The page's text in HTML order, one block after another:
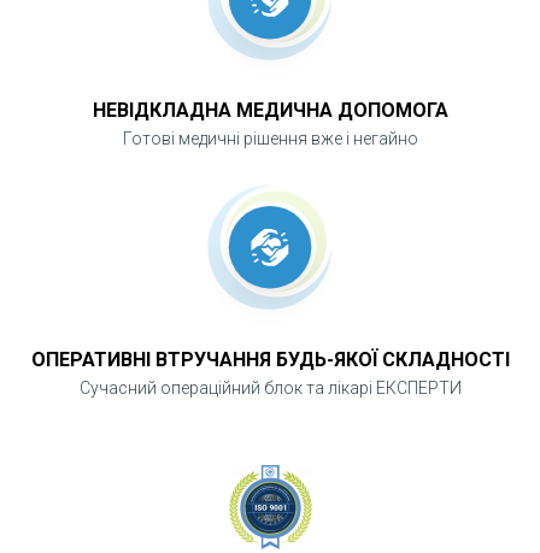
НЕВІДКЛАДНА МЕДИЧНА ДОПОМОГА
Готові медичні рішення вже і негайно
ОПЕРАТИВНІ ВТРУЧАННЯ БУДЬ-ЯКОЇ СКЛАДНОСТІ
Сучасний операційний блок та лікарі ЕКСПЕРТИ